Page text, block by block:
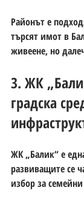
Районът е
търсят имот в
живеене, но
3. ЖК
градска
ЖК „Балик“ е
развиващите се
избор за